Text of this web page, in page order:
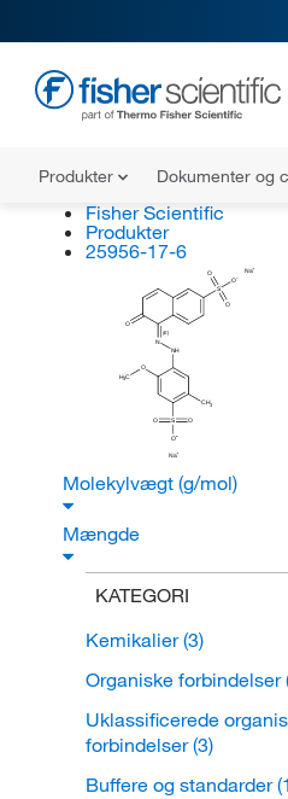
Produkter Dokumenter og
Fisher Scientific
Produkter
25956-17-6
Na
Na
H3C
O
CH3
NH
N
O
S
O
O
O
S
O
O O
(E)
Molekylvægt (g/mol)
Mængde
KATEGORI
Kemikalier(3)
Organiske forbindelser
Uklassificerede
forbindelser(3)
Buffere og standarder